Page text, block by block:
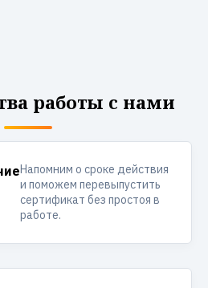
работы с нами
Напомним о сроке действия
и поможем перевыпустить
сертификат без простоя в
работе.